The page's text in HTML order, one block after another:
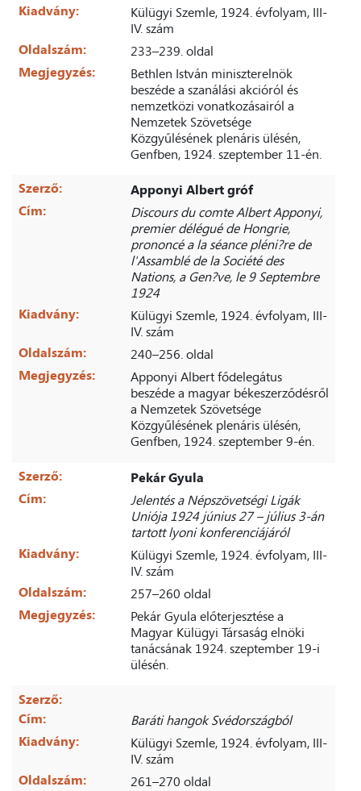
Kiadvány:
Külügyi Szemle, 1924. évfolyam, III-
IV. szám
Oldalszám:
233–239. oldal
Megjegyzés:
Bethlen István miniszterelnök
beszéde a szanálási akcióról és
nemzetközi vonatkozásairól a
Nemzetek Szövetsége
Közgyűlésének plenáris ülésén,
Genfben, 1924. szeptember 11-én.
Szerző:
Apponyi Albert gróf
Cím:
Discours du comte Albert Apponyi,
premier délégué de Hongrie,
prononcé a la séance pléni?re de
l'Assamblé de la Société des
Nations, a Gen?ve, le 9 Septembre
1924
Kiadvány:
Külügyi Szemle, 1924. évfolyam, III-
IV. szám
Oldalszám:
240–256. oldal
Megjegyzés:
Apponyi Albert fődelegátus
beszéde a magyar békeszerződésről
a Nemzetek Szövetsége
Közgyűlésének plenáris ülésén,
Genfben, 1924. szeptember 9-én.
Szerző:
Pekár Gyula
Cím:
Jelentés a Népszövetségi Ligák
Uniója 1924 június 27 – július 3-án
tartott lyoni konferenciájáról
Kiadvány:
Külügyi Szemle, 1924. évfolyam, III-
IV. szám
Oldalszám:
257–260 oldal
Megjegyzés:
Pekár Gyula előterjesztése a
Magyar Külügyi Társaság elnöki
tanácsának 1924. szeptember 19-i
ülésén.
Szerző:
Cím:
Baráti hangok Svédországból
Kiadvány:
Külügyi Szemle, 1924. évfolyam, III-
IV. szám
Oldalszám:
261–270 oldal